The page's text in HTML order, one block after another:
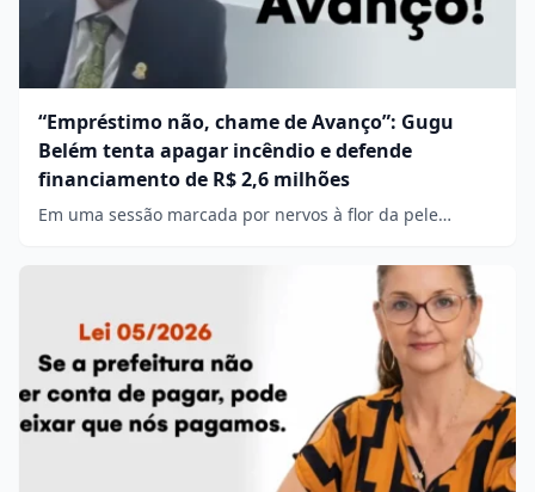
“Empréstimo não, chame de Avanço”: Gugu
Belém tenta apagar incêndio e defende
financiamento de R$ 2,6 milhões
Em uma sessão marcada por nervos à flor da pele…